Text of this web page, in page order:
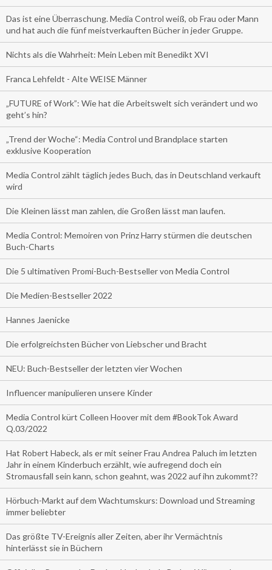
Das ist eine Überraschung. Media Control weiß, ob Frau oder Mann
und hat auch die fünf meistverkauften Bücher in jeder Gruppe.
Nichts als die Wahrheit: Mein Leben mit Benedikt XVI
Franca Lehfeldt - Alte WEISE Männer
„FUTURE of Work”: Wie hat die Arbeitswelt sich verändert und wo
geht’s hin?
„Trend der Woche“: Media Control und Brandplace starten
exklusive Kooperation
Media Control zählt täglich jedes Buch, das in Deutschland verkauft
wird
Die Kleinen lässt man zahlen, die Großen lässt man laufen.
Media Control: Memoiren von Prinz Harry stürmen die deutschen
Buch-Charts
Die 5 ultimativen Promi-Buch-Bestseller von Media Control
Die Medien-Bestseller 2022
Hannes Jaenicke
Die erfolgreichsten Bücher von Liebscher und Bracht
NEU: Buch-Bestseller der letzten vier Wochen
Influencer manipulieren unsere Kinder
Media Control kürt Colleen Hoover mit dem #BookTok Award
Q.03/2022
Hat Robert Habeck, als er mit seiner Frau Andrea Paluch im letzten
Jahr in einem Kinderbuch erzählt, wie aufregend doch ein
Stromausfall sein kann, schon geahnt, was 2022 auf ihn zukommt??
Hörbuch-Markt auf dem Wachtumskurs: Download und Streaming
immer beliebter
Das größte TV-Ereignis aller Zeiten, aber ihr Vermächtnis
hinterlässt sie in Büchern